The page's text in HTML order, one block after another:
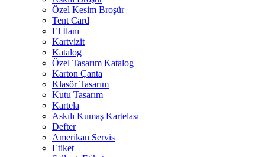
Özel Kesim Broşür
Tent Card
El İlanı
Kartvizit
Katalog
Özel Tasarım Katalog
Karton Çanta
Klasör Tasarım
Kutu Tasarım
Kartela
Askılı Kumaş Kartelası
Defter
Amerikan Servis
Etiket